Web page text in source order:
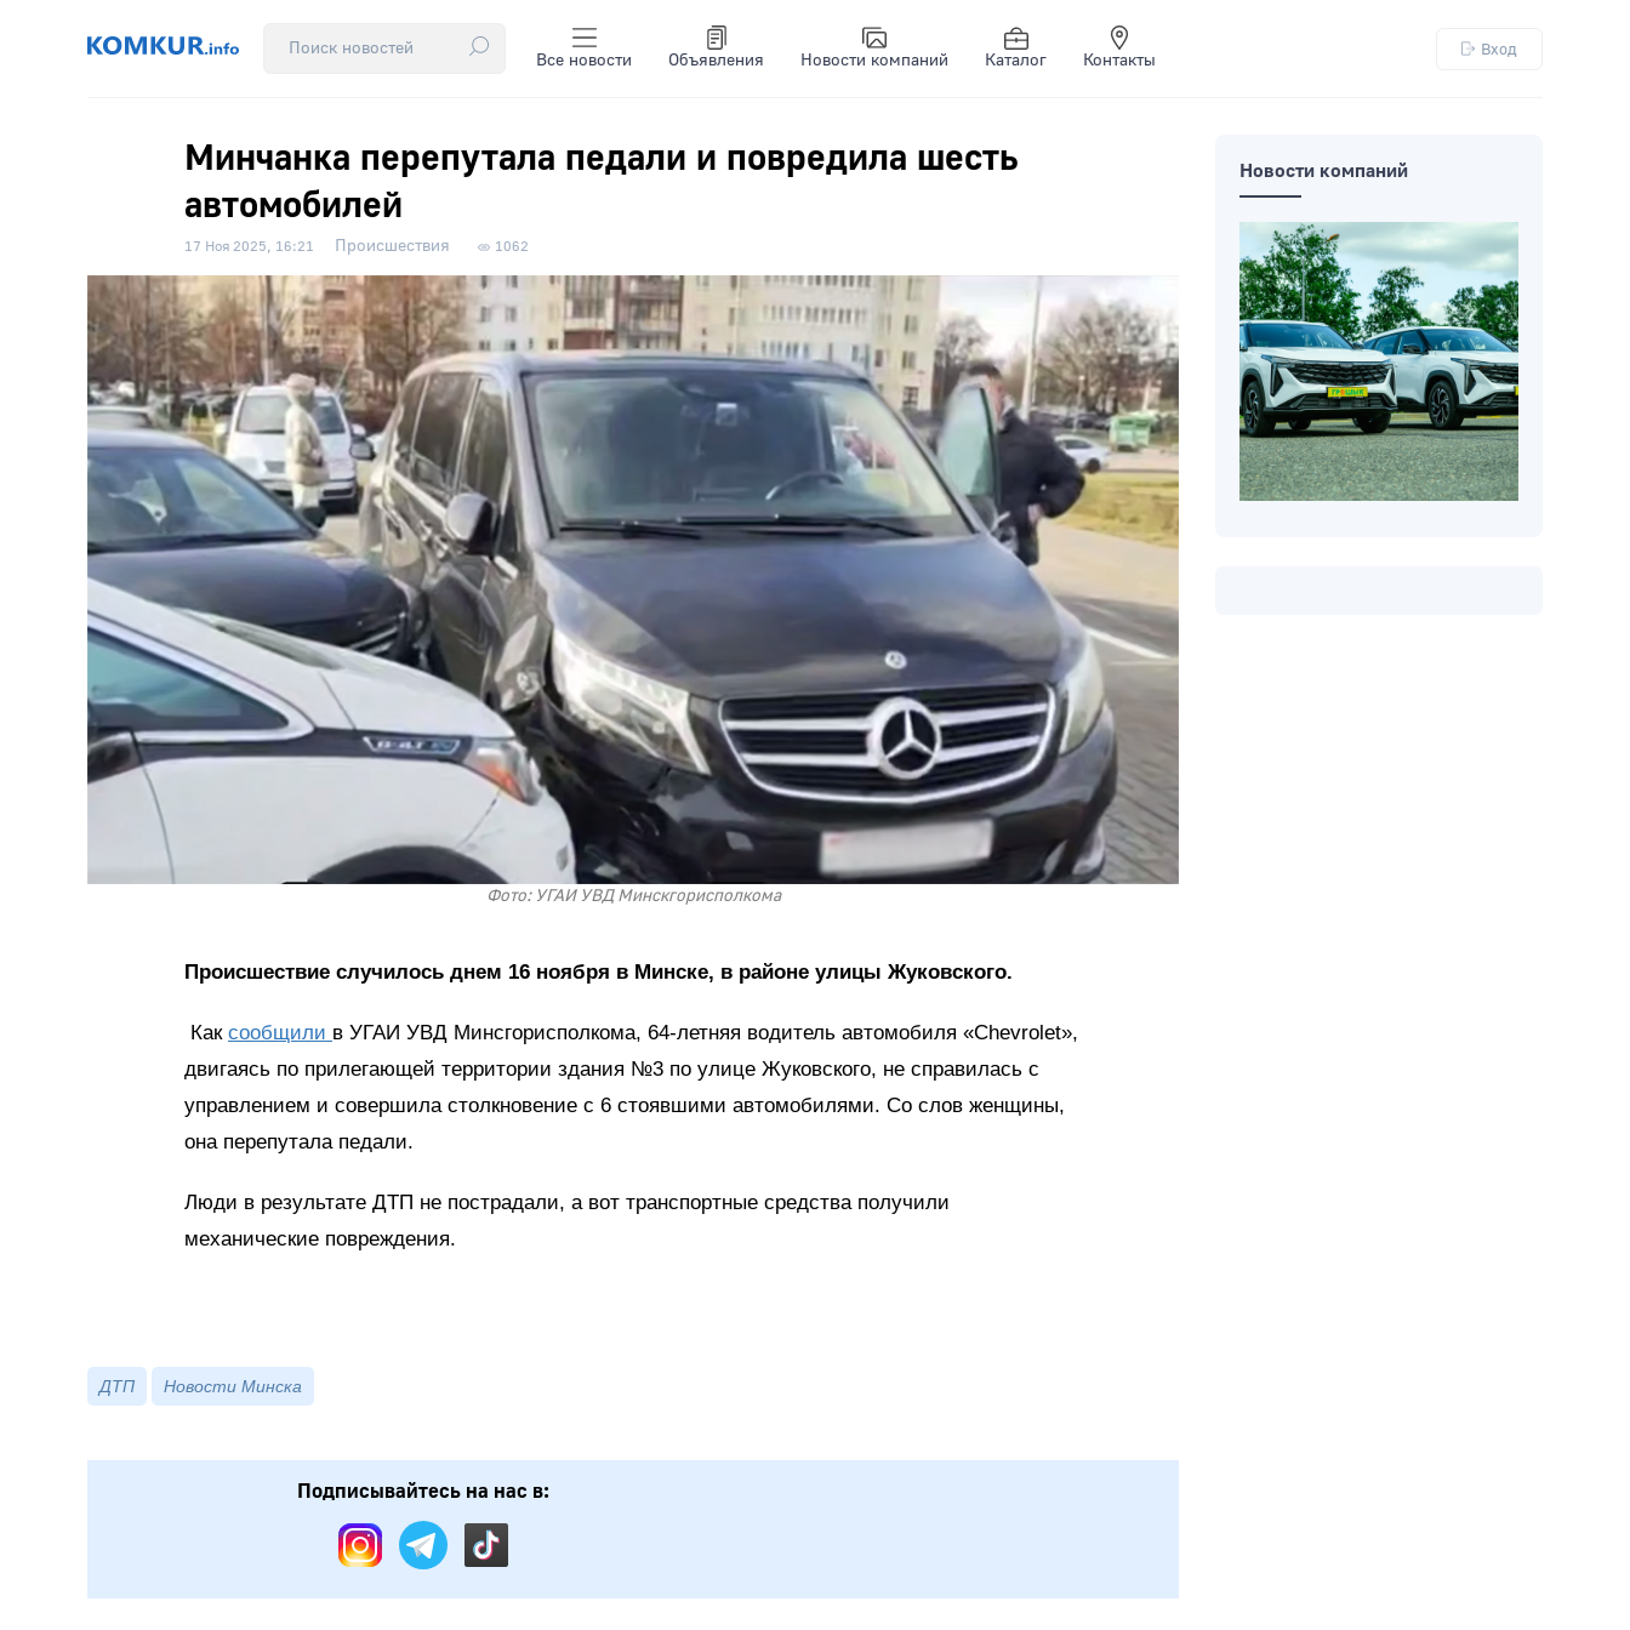
Все новости Объявления Новости компаний Каталог Контакты
Вход
Минчанка перепутала педали и повредила шесть
автомобилей
17 Ноя 2025, 16:21 Происшествия 1062
Фото: УГАИ УВД Минскгорисполкома
Происшествие случилось днем 16 ноября в Минске, в районе улицы Жуковского.
Как сообщили в УГАИ УВД Минсгорисполкома, 64-летняя водитель автомобиля «Chevrolet»,
двигаясь по прилегающей территории здания №3 по улице Жуковского, не справилась с
управлением и совершила столкновение с 6 стоявшими автомобилями. Со слов женщины,
она перепутала педали.
Люди в результате ДТП не пострадали, а вот транспортные средства получили
механические повреждения.
ДТП Новости Минска
Подписывайтесь на нас в:
Новости компаний